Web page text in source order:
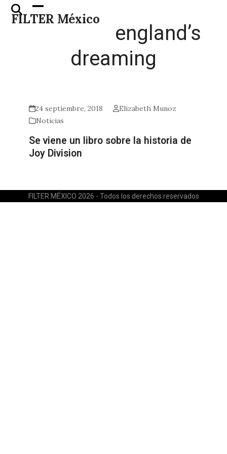
Skip
FILTER México
Open
mobile
Close
mobile
england’s
dreaming
24 septiembre, 2018
Elizabeth Munoz
Noticias
Se viene un libro sobre la historia de
Joy Division
FILTER MÉXICO 2026 - Todos los derechos reservados